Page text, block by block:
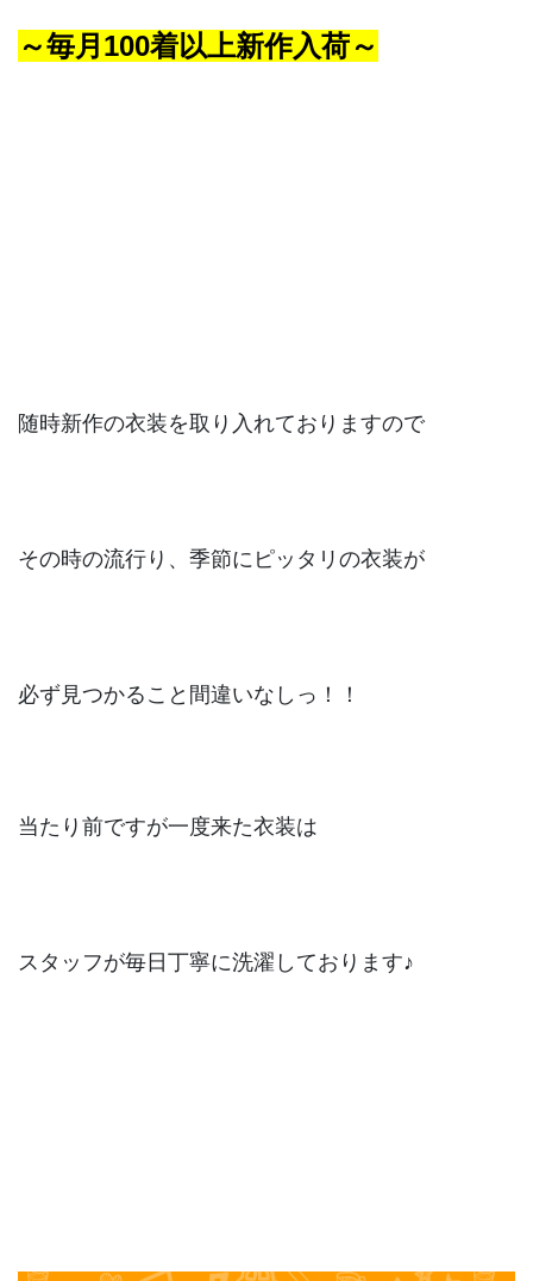
～毎月100着以上新作入荷～
随時新作の衣装を取り入れておりますので
その時の流行り、季節にピッタリの衣装が
必ず見つかること間違いなしっ！！
当たり前ですが一度来た衣装は
スタッフが毎日丁寧に洗濯しております♪